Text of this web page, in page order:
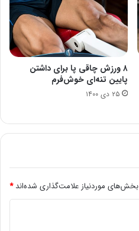
۸ ورزش چاقی پا برای داشتن
پایین تنه‌ای خوش‌فرم
۲۵ دی ۱۴۰۰
بخش‌های موردنیاز علامت‌گذاری شده‌اند*